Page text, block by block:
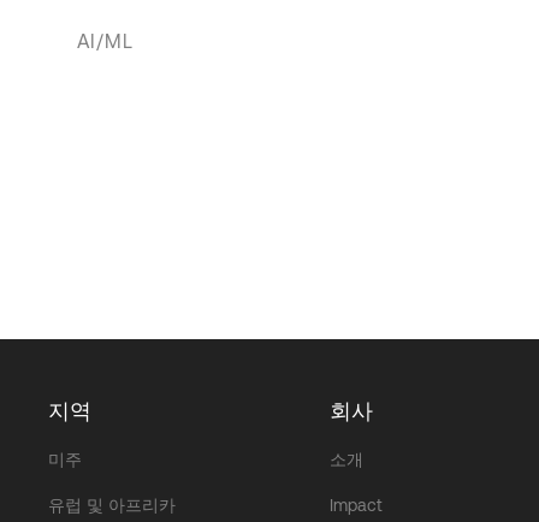
AI/ML
지역
미주
유럽 및 아프리카
회사
소개
Impact